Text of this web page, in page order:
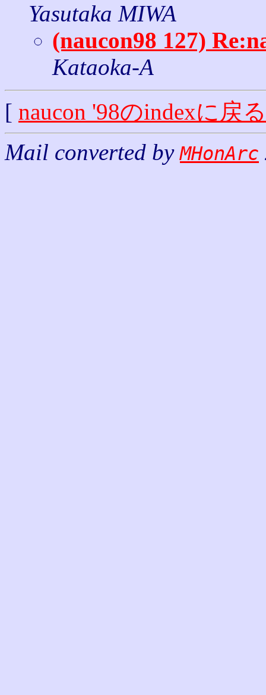
Yasutaka MIWA
(naucon98 127)
Kataoka-A
[ naucon '98のindexに戻る
Mail converted byMHonArc